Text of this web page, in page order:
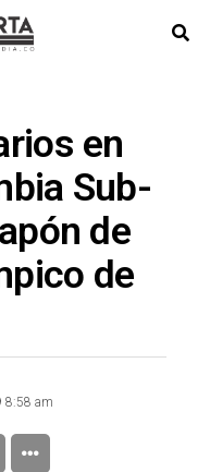
en
Sub-
de
de
8:58 am